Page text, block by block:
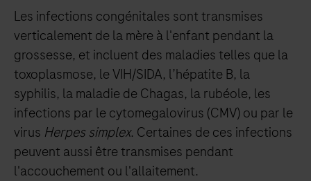
Les infections congénitales sont transmises
verticalement de la mère à l'enfant pendant la
grossesse, et incluent des maladies telles que la
toxoplasmose, le VIH/SIDA, l’hépatite B, la
syphilis, la maladie de Chagas, la rubéole, les
infections par le cytomegalovirus (CMV) ou par le
virus Herpes simplex. Certaines de ces infections
peuvent aussi être transmises pendant
l'accouchement ou l'allaitement.